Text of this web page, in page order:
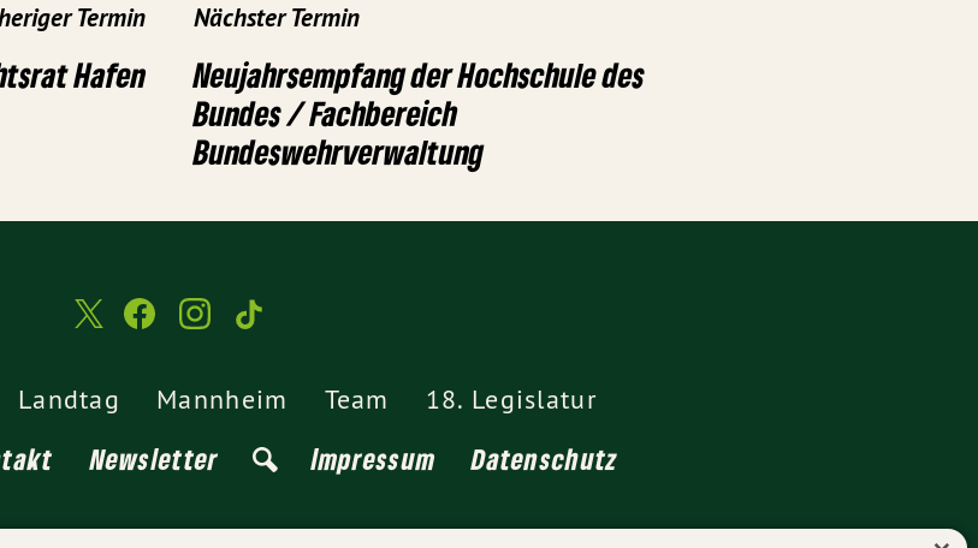
Termin
Hafen
Nächster Termin
Neujahrsempfang der Hochschule des
Bundes / Fachbereich
Bundeswehrverwaltung
Landtag Mannheim Team 18. Legislatur
Newsletter Impressum Datenschutz